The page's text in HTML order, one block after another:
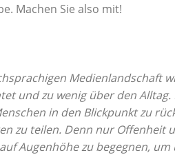
Machen Sie also mit!
Medienlandschaft
und zu wenig über den Alltag.
in den Blickpunkt zu
zu teilen. Denn nur Offenheit
Augenhöhe zu begegnen,